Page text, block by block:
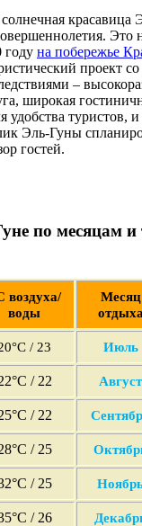
красавица
Это
году на побережье
проект
–
широкая
удобства туристов,
Эль-Гуны
гостей.
по месяцам и
воздуха/
воды
Месяц
отдыха
/ 23 Июль
/ 22 Август
/ 22
/ 25
/ 25
/ 26